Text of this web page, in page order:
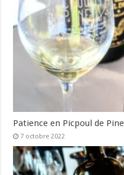
Patience en Picpoul de
7 octobre 2022